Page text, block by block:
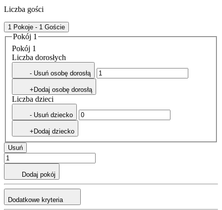
Liczba gości
1 Pokoje - 1 Goście
Pokój 1
Pokój 1
Liczba dorosłych
- Usuń osobę dorosłą
+Dodaj osobę dorosłą
Liczba dzieci
- Usuń dziecko
+Dodaj dziecko
Usuń
Dodaj pokój
Dodatkowe kryteria